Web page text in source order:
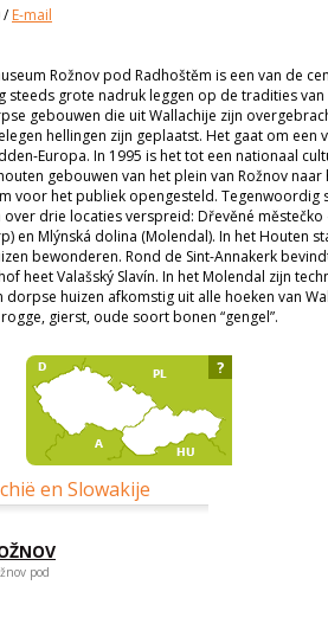
/E-mail
Rožnov pod Radhoštěm is een van de
steeds grote nadruk leggen op de tradities
gebouwen die uit Wallachije zijn
hellingen zijn geplaatst. Het gaat om een
Europa. In 1995 is het tot een nationaal
gebouwen van het plein van Rožnov
voor het publiek opengesteld. Tegenwoordig
over drie locaties verspreid: Dřevěné městečko
en Mlýnská dolina (Molendal). In het Houten
bewonderen. Rond de Sint-Annakerk
heet Valašský Slavín. In het Molendal zijn
dorpse huizen afkomstig uit alle hoeken van
gierst, oude soort bonen “gengel”.
en Slowakije
pod
?